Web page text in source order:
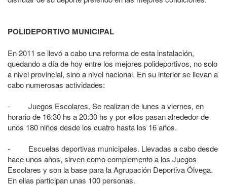
POLIDEPORTIVO MUNICIPAL
En 2011 se llevó a cabo una reforma de esta instalación,
quedando a día de hoy entre los mejores polideportivos, no solo
a nivel provincial, sino a nivel nacional. En su interior se llevan a
cabo numerosas actividades:
- Juegos Escolares. Se realizan de lunes a viernes, en
horario de 16:30 hs a 20:30 hs y por ellos pasan alrededor de
unos 180 niños desde los cuatro hasta los 16 años.
- Escuelas deportivas municipales. Llevadas a cabo desde
hace unos años, sirven como complemento a los Juegos
Escolares y son la base para la Agrupación Deportiva Ólvega.
En ellas participan unas 100 personas.